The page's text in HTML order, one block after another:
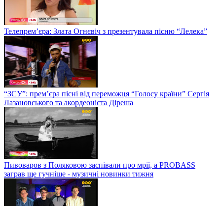
Телепрем’єра: Злата Огнєвіч з презентувала пісню “Лелека”
“ЗСУ”: прем’єра пісні від переможця “Голосу країни” Сергія
Лазановського та акордеоніста Діреша
Пивоваров з Поляковою заспівали про мрії, а PROBASS
заграв ще гучніше - музичні новинки тижня